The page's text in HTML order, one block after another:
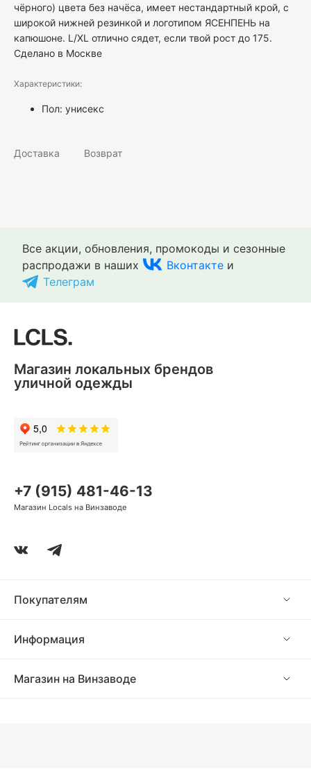
чёрного) цвета без начёса, имеет нестандартный крой, с
широкой нижней резинкой и логотипом ЯСЕНПЕНЬ на
капюшоне. L/XL отлично сядет, если твой рост до 175.
Сделано в Москве
Характеристики:
Пол: унисекс
Доставка Возврат
Все акции, обновления, промокоды и сезонные
распродажи в наших
Вконтакте и
Телеграм
Покупателям
Информация
Магазин на Винзаводе
+7 (915) 481-46-13
Магазин Locals на Винзаводе
Магазин локальных брендов
уличной одежды